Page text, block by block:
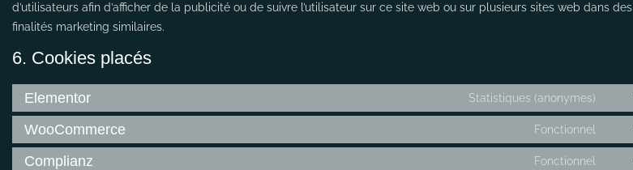
d’utilisateurs afin d’afficher de la publicité ou de suivre l’utilisateur sur ce site web ou sur plusieurs sites web dans des
finalités marketing similaires.
6. Cookies placés
Elementor Statistiques (anonymes)
WooCommerce Fonctionnel
Complianz Fonctionnel